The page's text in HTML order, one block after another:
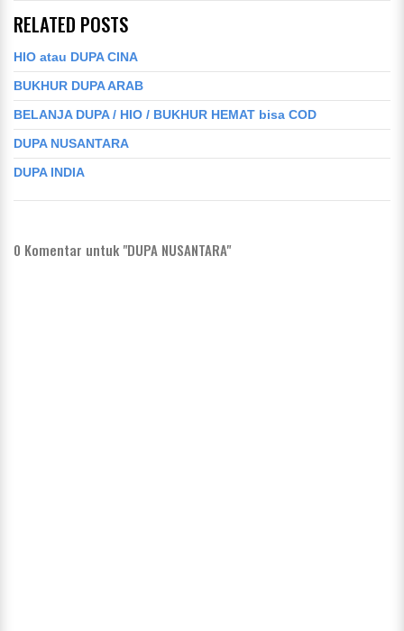
RELATED POSTS
HIO atau DUPA CINA
BUKHUR DUPA ARAB
BELANJA DUPA / HIO / BUKHUR HEMAT bisa COD
DUPA NUSANTARA
DUPA INDIA
0 Komentar untuk "DUPA NUSANTARA"